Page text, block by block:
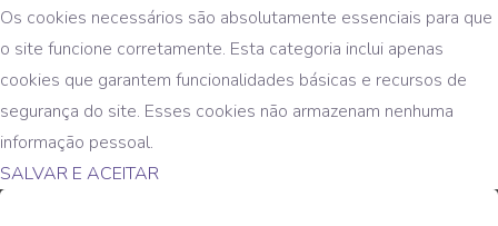
Os cookies necessários são absolutamente essenciais para que
o site funcione corretamente. Esta categoria inclui apenas
cookies que garantem funcionalidades básicas e recursos de
segurança do site. Esses cookies não armazenam nenhuma
informação pessoal.
SALVAR E ACEITAR